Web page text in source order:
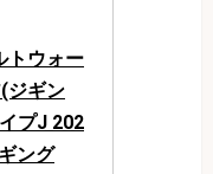
トウォー
ジギン
プJ 202
ング